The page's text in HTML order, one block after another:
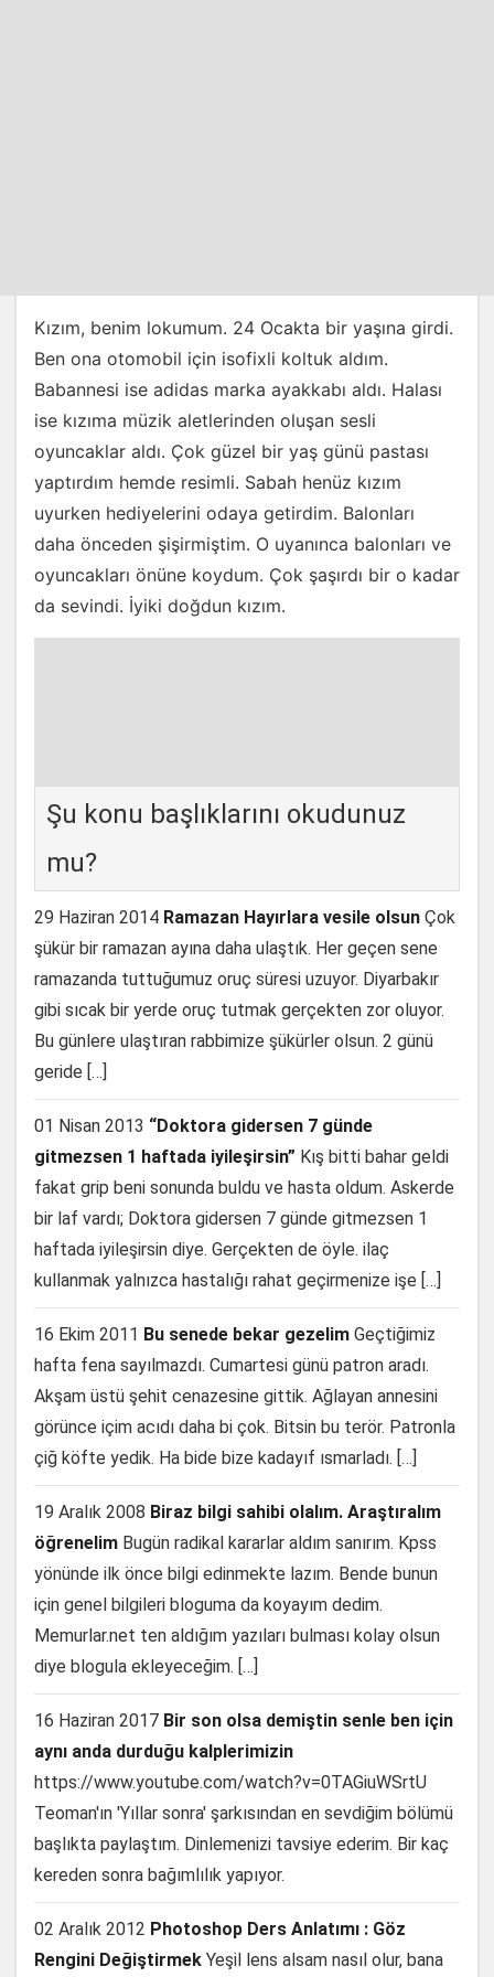
Kızım, benim lokumum. 24 Ocakta bir yaşına girdi.
Ben ona otomobil için isofixli koltuk aldım.
Babannesi ise adidas marka ayakkabı aldı. Halası
ise kızıma müzik aletlerinden oluşan sesli
oyuncaklar aldı. Çok güzel bir yaş günü pastası
yaptırdım hemde resimli. Sabah henüz kızım
uyurken hediyelerini odaya getirdim. Balonları
daha önceden şişirmiştim. O uyanınca balonları ve
oyuncakları önüne koydum. Çok şaşırdı bir o kadar
da sevindi. İyiki doğdun kızım.
Şu konu başlıklarını okudunuz
mu?
29 Haziran 2014 Ramazan Hayırlara vesile olsun Çok
şükür bir ramazan ayına daha ulaştık. Her geçen sene
ramazanda tuttuğumuz oruç süresi uzuyor. Diyarbakır
gibi sıcak bir yerde oruç tutmak gerçekten zor oluyor.
Bu günlere ulaştıran rabbimize şükürler olsun. 2 günü
geride […]
01 Nisan 2013 “Doktora gidersen 7 günde
gitmezsen 1 haftada iyileşirsin” Kış bitti bahar geldi
fakat grip beni sonunda buldu ve hasta oldum. Askerde
bir laf vardı; Doktora gidersen 7 günde gitmezsen 1
haftada iyileşirsin diye. Gerçekten de öyle. ilaç
kullanmak yalnızca hastalığı rahat geçirmenize işe […]
16 Ekim 2011 Bu senede bekar gezelim Geçtiğimiz
hafta fena sayılmazdı. Cumartesi günü patron aradı.
Akşam üstü şehit cenazesine gittik. Ağlayan annesini
görünce içim acıdı daha bi çok. Bitsin bu terör. Patronla
çiğ köfte yedik. Ha bide bize kadayıf ısmarladı. […]
19 Aralık 2008 Biraz bilgi sahibi olalım. Araştıralım
öğrenelim Bugün radikal kararlar aldım sanırım. Kpss
yönünde ilk önce bilgi edinmekte lazım. Bende bunun
için genel bilgileri bloguma da koyayım dedim.
Memurlar.net ten aldığım yazıları bulması kolay olsun
diye blogula ekleyeceğim. […]
16 Haziran 2017 Bir son olsa demiştin senle ben için
aynı anda durduğu kalplerimizin
https://www.youtube.com/watch?v=0TAGiuWSrtU
Teoman'ın 'Yıllar sonra' şarkısından en sevdiğim bölümü
başlıkta paylaştım. Dinlemenizi tavsiye ederim. Bir kaç
kereden sonra bağımlılık yapıyor.
02 Aralık 2012 Photoshop Ders Anlatımı : Göz
Rengini Değiştirmek Yeşil lens alsam nasıl olur, bana